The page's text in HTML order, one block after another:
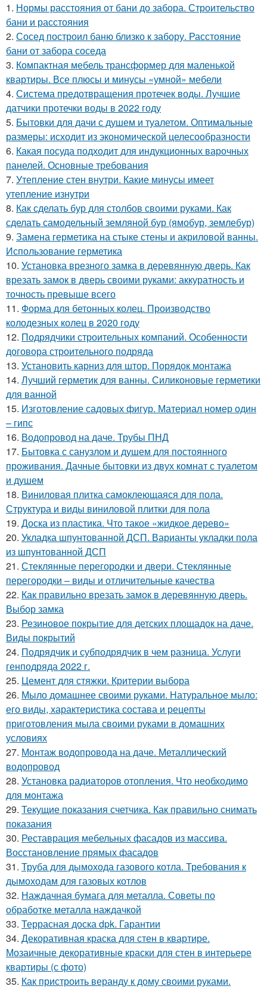
1. Нормы расстояния от бани до забора. Строительство
бани и расстояния
2. Сосед построил баню близко к забору. Расстояние
бани от забора соседа
3. Компактная мебель трансформер для маленькой
квартиры. Все плюсы и минусы «умной» мебели
4. Система предотвращения протечек воды. Лучшие
датчики протечки воды в 2022 году
5. Бытовки для дачи с душем и туалетом. Оптимальные
размеры: исходит из экономической целесообразности
6. Какая посуда подходит для индукционных варочных
панелей. Основные требования
7. Утепление стен внутри. Какие минусы имеет
утепление изнутри
8. Как сделать бур для столбов своими руками. Как
сделать самодельный земляной бур (ямобур, землебур)
9. Замена герметика на стыке стены и акриловой ванны.
Использование герметика
10. Установка врезного замка в деревянную дверь. Как
врезать замок в дверь своими руками: аккуратность и
точность превыше всего
11. Форма для бетонных колец. Производство
колодезных колец в 2020 году
12. Подрядчики строительных компаний. Особенности
договора строительного подряда
13. Установить карниз для штор. Порядок монтажа
14. Лучший герметик для ванны. Силиконовые герметики
для ванной
15. Изготовление садовых фигур. Материал номер один
– гипс
16. Водопровод на даче. Трубы ПНД
17. Бытовка с санузлом и душем для постоянного
проживания. Дачные бытовки из двух комнат с туалетом
и душем
18. Виниловая плитка самоклеющаяся для пола.
Структура и виды виниловой плитки для пола
19. Доска из пластика. Что такое «жидкое дерево»
20. Укладка шпунтованной ДСП. Варианты укладки пола
из шпунтованной ДСП
21. Стеклянные перегородки и двери. Стеклянные
перегородки – виды и отличительные качества
22. Как правильно врезать замок в деревянную дверь.
Выбор замка
23. Резиновое покрытие для детских площадок на даче.
Виды покрытий
24. Подрядчик и субподрядчик в чем разница. Услуги
генподряда 2022 г.
25. Цемент для стяжки. Критерии выбора
26. Мыло домашнее своими руками. Натуральное мыло:
его виды, характеристика состава и рецепты
приготовления мыла своими руками в домашних
условиях
27. Монтаж водопровода на даче. Металлический
водопровод
28. Установка радиаторов отопления. Что необходимо
для монтажа
29. Текущие показания счетчика. Как правильно снимать
показания
30. Реставрация мебельных фасадов из массива.
Восстановление прямых фасадов
31. Труба для дымохода газового котла. Требования к
дымоходам для газовых котлов
32. Наждачная бумага для металла. Советы по
обработке металла наждачкой
33. Террасная доска dpk. Гарантии
34. Декоративная краска для стен в квартире.
Мозаичные декоративные краски для стен в интерьере
квартиры (с фото)
35. Как пристроить веранду к дому своими руками.